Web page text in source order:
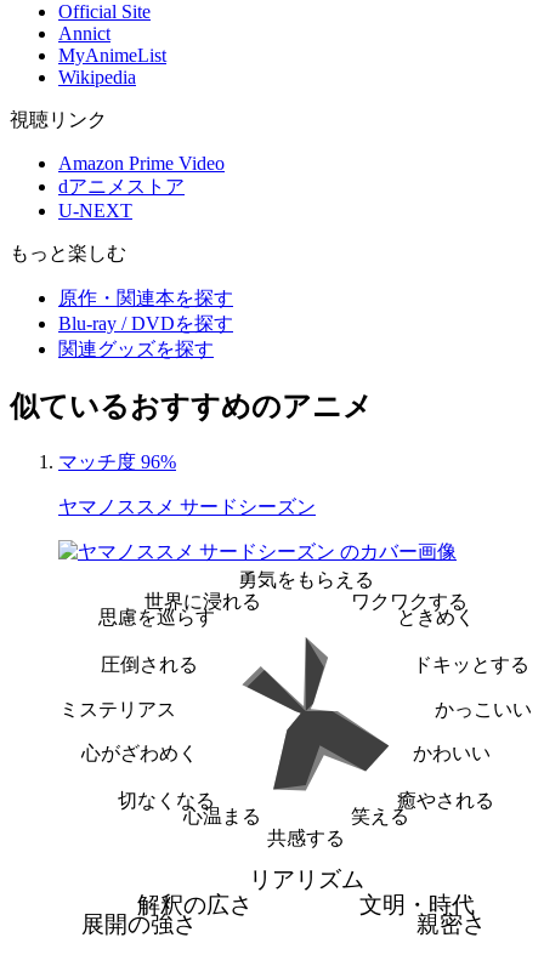
Official Site
Annict
MyAnimeList
Wikipedia
視聴リンク
Amazon Prime Video
dアニメストア
U-NEXT
もっと楽しむ
原作・関連本を探す
Blu-ray / DVDを探す
関連グッズを探す
似ているおすすめのアニメ
マッチ度 96%
ヤマノススメ サードシーズン
勇気をもらえる
ワクワクする
ときめく
ドキッとする
かっこいい
かわいい
癒やされる
笑える
共感する
心温まる
切なくなる
心がざわめく
ミステリアス
圧倒される
思慮を巡らす
世界に浸れる
リアリズム
文明・時代
親密さ
展開の強さ
解釈の広さ